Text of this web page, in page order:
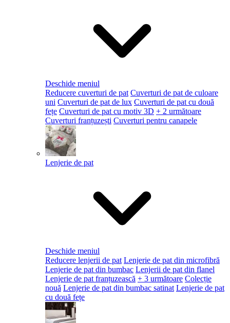
Deschide meniul
Reducere cuverturi de pat Cuverturi de pat de culoare
uni Cuverturi de pat de lux Cuverturi de pat cu două
fețe Cuverturi de pat cu motiv 3D + 2 următoare
Cuverturi franțuzești Cuverturi pentru canapele
Lenjerie de pat
Deschide meniul
Reducere lenjerii de pat Lenjerie de pat din microfibră
Lenjerie de pat din bumbac Lenjerii de pat din flanel
Lenjerie de pat franțuzească + 3 următoare Colecție
nouă Lenjerie de pat din bumbac satinat Lenjerie de pat
cu două fețe